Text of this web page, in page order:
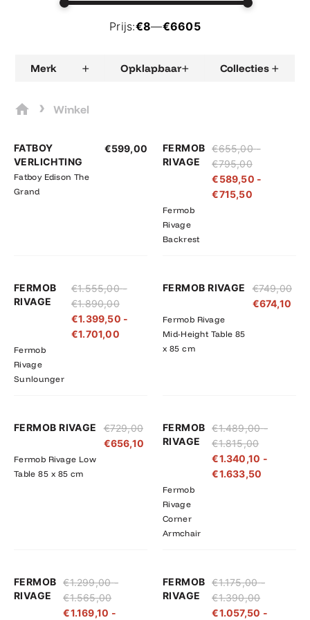
Prijs:€8—€6605
Merk + Opklapbaar+ Collecties +
› Winkel
FATBOY
VERLICHTING
Fatboy Edison The
Grand
€599,00
FERMOB
RIVAGE
Fermob
Rivage
Backrest
€655,00 -
€795,00
€655,00
tot
€795,00
€589,50 -
€715,50
€589,50
tot
€715,50
FERMOB
RIVAGE
Fermob
Rivage
Sunlounger
€1.555,00 -
€1.890,00
€1.555,00
tot
€1.890,00
€1.399,50 -
€1.701,00
€1.399,50
tot
€1.701,00
FERMOB RIVAGE
Fermob Rivage
Mid-Height Table 85
x 85 cm
€749,00
€674,10
FERMOB RIVAGE
Fermob Rivage Low
Table 85 x 85 cm
€729,00
€656,10
FERMOB
RIVAGE
Fermob
Rivage
Corner
Armchair
€1.489,00 -
€1.815,00
€1.489,00
tot
€1.815,00
€1.340,10 -
€1.633,50
€1.340,10
FERMOB
RIVAGE
€1.299,00 -
€1.565,00
€1.299,00
tot
€1.565,00
€1.169,10 -
€1.169,10
€1.408,50
FERMOB
RIVAGE
€1.175,00 -
€1.390,00
€1.175,00
tot
€1.390,00
€1.057,50 -
€1.057,50
tot
€1.251,00